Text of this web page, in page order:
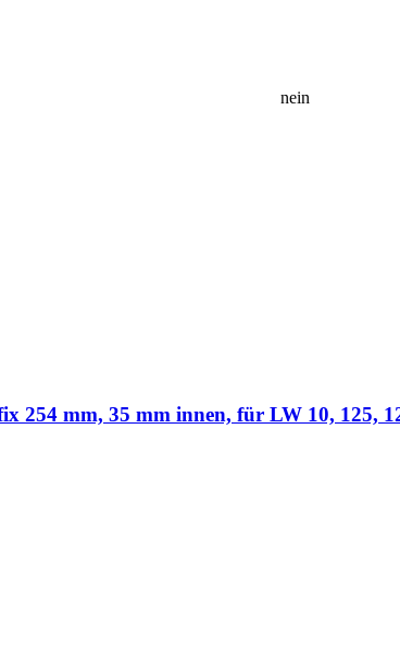
nein
254 mm, 35 mm innen, für LW 10, 125,